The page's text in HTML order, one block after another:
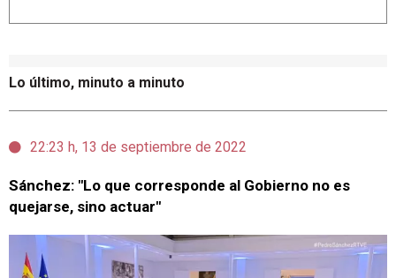
Lo último, minuto a minuto
22:23 h, 13 de septiembre de 2022
Sánchez: "Lo que corresponde al Gobierno no es
quejarse, sino actuar"